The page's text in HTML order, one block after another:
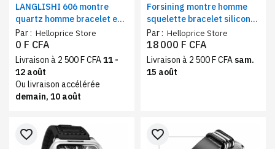
LANGLISHI 606 montre
quartz homme bracelet en
acier inoxydable noir –
design minimaliste, look
classique et tendance
Par : Helloprice Store
0 F CFA
Livraison à 2 500 F CFA11 -
12 août
Ou livraison accélérée
demain, 10 août
Forsining montre homme
squelette bracelet silicone
– mouvement mécanique,
automatique, design
moderne et industriel doré
Par : Helloprice Store
18 000 F CFA
Livraison à 2 500 F CFA sam.
15 août
favorite_border favorite_border